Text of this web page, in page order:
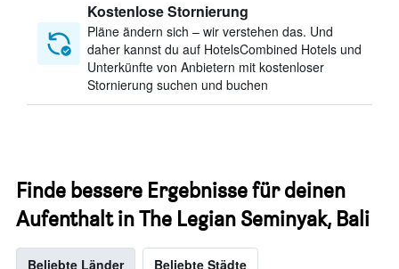
Kostenlose Stornierung
Pläne ändern sich – wir verstehen das. Und
daher kannst du auf HotelsCombined Hotels und
Unterkünfte von Anbietern mit kostenloser
Stornierung suchen und buchen
Finde bessere Ergebnisse für deinen
Aufenthalt in The Legian Seminyak, Bali
Beliebte Länder Beliebte Städte